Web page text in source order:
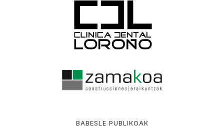
BABESLE PUBLIKOAK